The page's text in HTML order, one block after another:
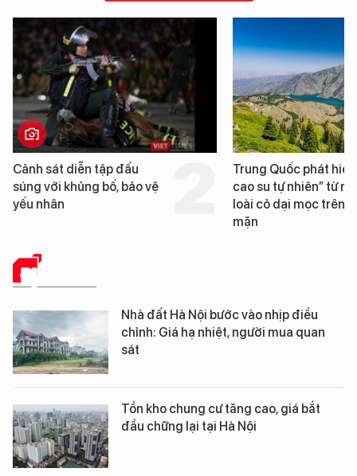
Trung Quốc phát hiện “mỏ
cao su tự nhiên” từ một
loài cỏ dại mọc trên đất
Loạt dự án bất
Đà Nẵng sắp bị
ĐỊA ỐC SỐ
Nhà đất Hà Nội bước vào nhịp điều
chỉnh: Giá hạ nhiệt, người mua quan
sát
Tồn kho chung cư tăng cao, giá bắt
đầu chững lại tại Hà Nội